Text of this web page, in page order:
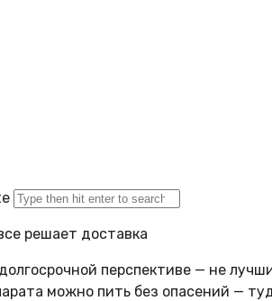
решает доставка
перспективе — не
можно пить без опасений —